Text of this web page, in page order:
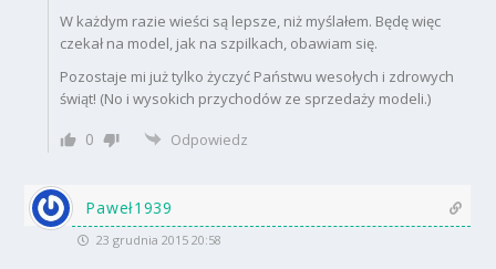
W każdym razie wieści są lepsze, niż myślałem. Będę więc
czekał na model, jak na szpilkach, obawiam się.
Pozostaje mi już tylko życzyć Państwu wesołych i zdrowych
świąt! (No i wysokich przychodów ze sprzedaży modeli.)
0 Odpowiedz
Paweł1939
23 grudnia 2015 20:58